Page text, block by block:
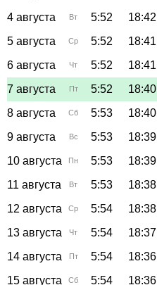
4 августа
Вт 5:52 18:42
5 августа
Ср 5:52 18:41
6 августа
Чт 5:52 18:41
7 августа
Пт 5:52 18:40
8 августа
Сб 5:53 18:40
9 августа
Вс 5:53 18:39
10 августа
Пн 5:53 18:39
11 августа
Вт 5:53 18:38
12 августа
Ср 5:54 18:38
13 августа
Чт 5:54 18:37
14 августа
Пт 5:54 18:36
15 августа
Сб 5:54 18:36